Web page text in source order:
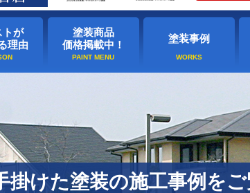
トが
理由
塗装商品
価格掲載中！
塗装事例
掛けた塗装の施工事例を